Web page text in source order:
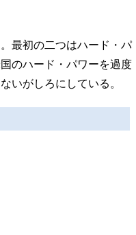
最初の二つはハード・パ
のハード・パワーを過度
いがしろにしている。